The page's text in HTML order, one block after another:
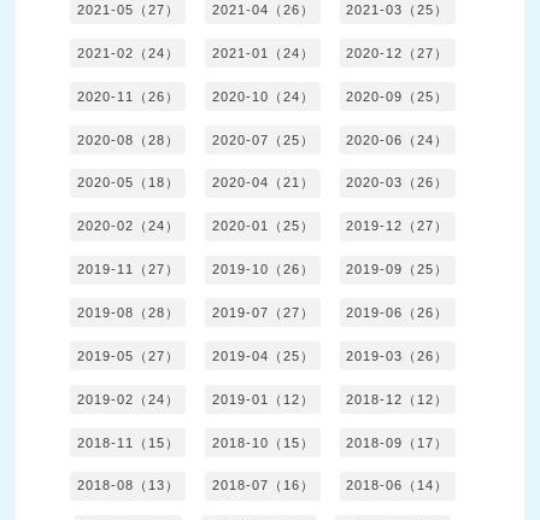
2021-05（27） 2021-04（26） 2021-03（25）
2021-02（24） 2021-01（24） 2020-12（27）
2020-11（26） 2020-10（24） 2020-09（25）
2020-08（28） 2020-07（25） 2020-06（24）
2020-05（18） 2020-04（21） 2020-03（26）
2020-02（24） 2020-01（25） 2019-12（27）
2019-11（27） 2019-10（26） 2019-09（25）
2019-08（28） 2019-07（27） 2019-06（26）
2019-05（27） 2019-04（25） 2019-03（26）
2019-02（24） 2019-01（12） 2018-12（12）
2018-11（15） 2018-10（15） 2018-09（17）
2018-08（13） 2018-07（16） 2018-06（14）